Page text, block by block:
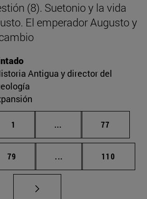
(8). Suetonio y la vida
El emperador Augusto y
Antigua y director del
Página
1 ... Páginas intermedias
Página
77
Página
79 ... Páginas intermedias
Página
110